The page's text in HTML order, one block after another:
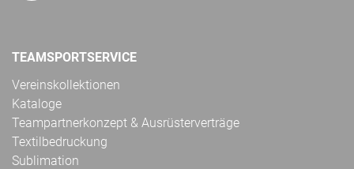
TEAMSPORTSERVICE
Vereinskollektionen
Kataloge
Teampartnerkonzept & Ausrüsterverträge
Textilbedruckung
Sublimation